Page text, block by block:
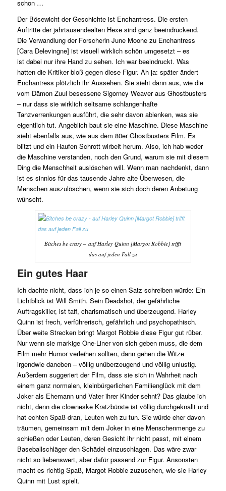
schon …
Der Bösewicht der Geschichte ist Enchantress. Die ersten
Auftritte der jahrtausendealten Hexe sind ganz beeindruckend.
Die Verwandlung der Forscherin June Moone zu Enchantress
[Cara Delevingne] ist visuell wirklich schön umgesetzt – es
ist dabei nur ihre Hand zu sehen. Ich war beeindruckt. Was
hatten die Kritiker bloß gegen diese Figur. Ah ja: später ändert
Enchantress plötzlich ihr Aussehen. Sie sieht dann aus, wie die
vom Dämon Zuul besessene Sigorney Weaver aus Ghostbusters
– nur dass sie wirklich seltsame schlangenhafte
Tanzverrenkungen ausführt, die sehr davon ablenken, was sie
eigentlich tut. Angeblich baut sie eine Maschine. Diese Maschine
sieht ebenfalls aus, wie aus dem 80er Ghostbusters Film. Es
blitzt und ein Haufen Schrott wirbelt herum. Also, ich hab weder
die Maschine verstanden, noch den Grund, warum sie mit diesem
Ding die Menschheit auslöschen will. Wenn man nachdenkt, dann
ist es sinnlos für das tausende Jahre alte Überwesen, die
Menschen auszulöschen, wenn sie sich doch deren Anbetung
wünscht.
Bitches be crazy – auf Harley Quinn [Margot Robbie] trifft
das auf jeden Fall zu
Ein gutes Haar
Ich dachte nicht, dass ich je so einen Satz schreiben würde: Ein
Lichtblick ist Will Smith. Sein Deadshot, der gefährliche
Auftragskiller, ist taff, charismatisch und überzeugend. Harley
Quinn ist frech, verführerisch, gefährlich und psychopathisch.
Über weite Strecken bringt Margot Robbie diese Figur gut rüber.
Nur wenn sie markige One-Liner von sich geben muss, die dem
Film mehr Humor verleihen sollten, dann gehen die Witze
irgendwie daneben – völlig unüberzeugend und völlig unlustig.
Außerdem suggeriert der Film, dass sie sich in Wahrheit nach
einem ganz normalen, kleinbürgerlichen Familienglück mit dem
Joker als Ehemann und Vater ihrer Kinder sehnt? Das glaube ich
nicht, denn die clowneske Kratzbürste ist völlig durchgeknallt und
hat echten Spaß dran, Leuten weh zu tun. Sie würde eher davon
träumen, gemeinsam mit dem Joker in eine Menschenmenge zu
schießen oder Leuten, deren Gesicht ihr nicht passt, mit einem
Baseballschläger den Schädel einzuschlagen. Das wäre zwar
nicht so liebenswert, aber dafür passend zur Figur. Ansonsten
macht es richtig Spaß, Margot Robbie zuzusehen, wie sie Harley
Quinn mit Lust spielt.